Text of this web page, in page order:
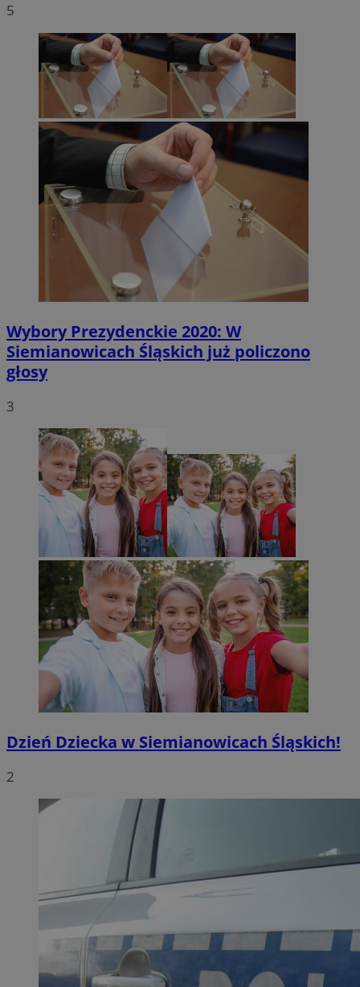
5
Wybory Prezydenckie 2020: W
Siemianowicach Śląskich już policzono
głosy
3
Dzień Dziecka w Siemianowicach Śląskich!
2